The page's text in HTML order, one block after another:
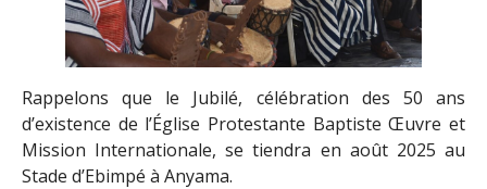
Rappelons que le Jubilé, célébration des 50 ans
d’existence de l’Église Protestante Baptiste Œuvre et
Mission Internationale, se tiendra en août 2025 au
Stade d’Ebimpé à Anyama.